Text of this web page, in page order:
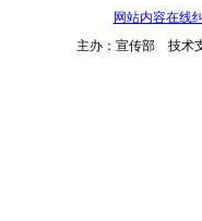
网站内容在线
主办：宣传部 技术